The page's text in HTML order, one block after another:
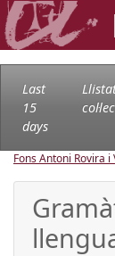
Last
15
days
Fons Antoni Rovira i